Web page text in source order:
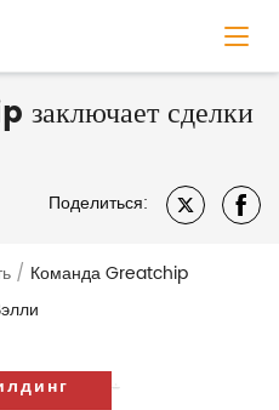
сделки
Поделиться:
/ Команда Greatchip